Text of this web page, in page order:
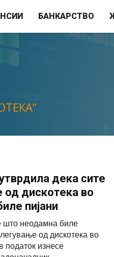
БАНКАРСТВО
дека сите
од дискотека во
пијани
што неодамна биле
од дискотека во
податок изнесе